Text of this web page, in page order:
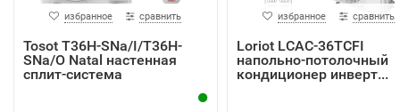
избранное сравнить
Tosot T36H-SNa/I/T36H-
SNa/O Natal настенная
сплит-система
избранное сравнить
Loriot LCAC-36TCFI
напольно-потолочный
кондиционер инверт...